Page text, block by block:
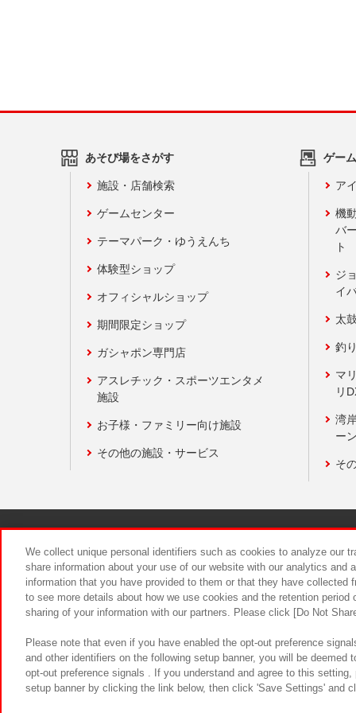
あそび場をさがす
施設・店舗検索
ゲームセンター
テーマパーク・ゆうえんち
体験型ショップ
オフィシャルショップ
期間限定ショップ
ガシャポン専門店
アスレチック・スポーツエンタメ
施設
お子様・ファミリー向け施設
その他の施設・サービス
ゲー
ア
機
バ
ト
ジ
イ
太
釣
マ
リ
湾
ー
そ
食品のご
We collect unique personal identifiers such as cookies to analyze our
share information about your use of our website with our analytics and
information that you have provided to them or that they have
to see more details about how we use cookies and the retention
sharing of your information with our partners. Please click [Do Not
Please note that even if you have enabled the opt-out preference
and other identifiers on the following setup banner, you will be
opt-out preference signals . If you understand and agree to this
setup banner by clicking the link below, then click 'Save Settings' and